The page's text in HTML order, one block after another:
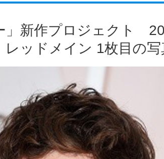
」新作プロジェクト
レッドメイン 1枚目の写